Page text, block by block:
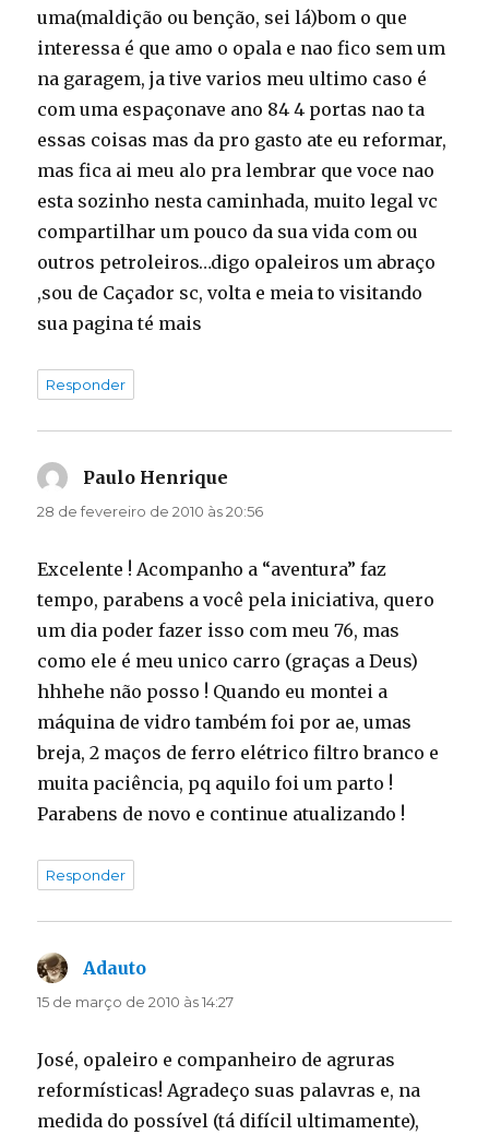
uma(maldição ou benção, sei lá)bom o que
interessa é que amo o opala e nao fico sem um
na garagem, ja tive varios meu ultimo caso é
com uma espaçonave ano 84 4 portas nao ta
essas coisas mas da pro gasto ate eu reformar,
mas fica ai meu alo pra lembrar que voce nao
esta sozinho nesta caminhada, muito legal vc
compartilhar um pouco da sua vida com ou
outros petroleiros…digo opaleiros um abraço
,sou de Caçador sc, volta e meia to visitando
sua pagina té mais
Responder
Paulo Henrique
28 de fevereiro de 2010 às 20:56
Excelente ! Acompanho a “aventura” faz
tempo, parabens a você pela iniciativa, quero
um dia poder fazer isso com meu 76, mas
como ele é meu unico carro (graças a Deus)
hhhehe não posso ! Quando eu montei a
máquina de vidro também foi por ae, umas
breja, 2 maços de ferro elétrico filtro branco e
muita paciência, pq aquilo foi um parto !
Parabens de novo e continue atualizando !
Responder
Adauto
15 de março de 2010 às 14:27
José, opaleiro e companheiro de agruras
reformísticas! Agradeço suas palavras e, na
medida do possível (tá difícil ultimamente),